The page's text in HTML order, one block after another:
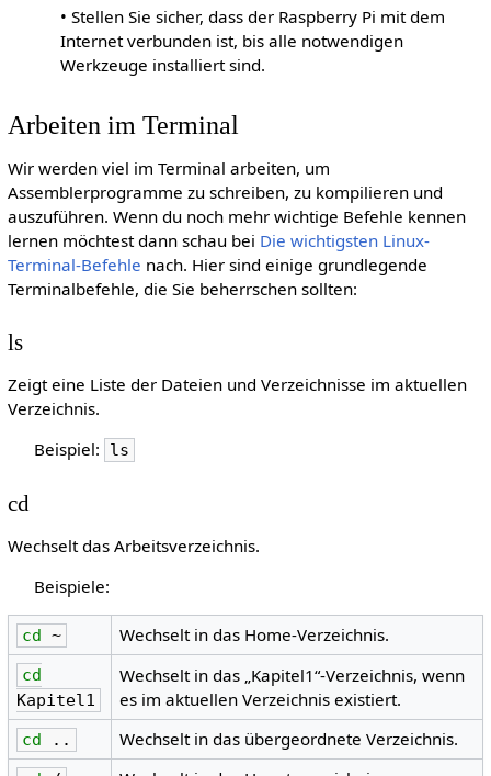
• Stellen Sie sicher, dass der Raspberry Pi mit dem
Internet verbunden ist, bis alle notwendigen
Werkzeuge installiert sind.
Arbeiten im Terminal
Wir werden viel im Terminal arbeiten, um
Assemblerprogramme zu schreiben, zu kompilieren und
auszuführen. Wenn du noch mehr wichtige Befehle kennen
lernen möchtest dann schau bei Die wichtigsten Linux-
Terminal-Befehle nach. Hier sind einige grundlegende
Terminalbefehle, die Sie beherrschen sollten:
ls
Zeigt eine Liste der Dateien und Verzeichnisse im aktuellen
Verzeichnis.
Beispiel:
ls
cd
Wechselt das Arbeitsverzeichnis.
Beispiele:
cd ~ Wechselt in das Home-Verzeichnis.
cd
Kapitel1
Wechselt in das „Kapitel1“-Verzeichnis, wenn
es im aktuellen Verzeichnis existiert.
cd .. Wechselt in das übergeordnete Verzeichnis.